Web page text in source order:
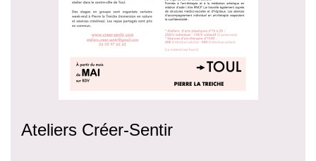
Ateliers Créer-Sentir